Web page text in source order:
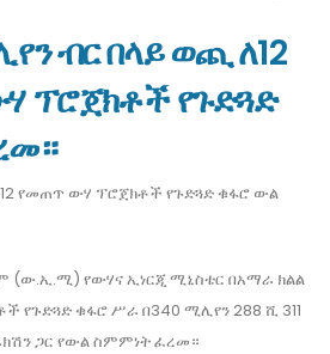
ብር በላይ ወጪ ለ12
ፕሮጀክቶች የጉድጓድ
የመጠጥ ውሃ ፕሮጀክቶች የጉድጓድ ቁፋሮ ውል
(ው.ኢ.ሚ) የውሃና ኢነርጂ ሚኒስቴር በአማራ ክልል
የጉድጓድ ቁፋሮ ሥራ በ340 ሚሊየን 288 ሺ 311
ጋር የውል ስምምነት ፈረመ።